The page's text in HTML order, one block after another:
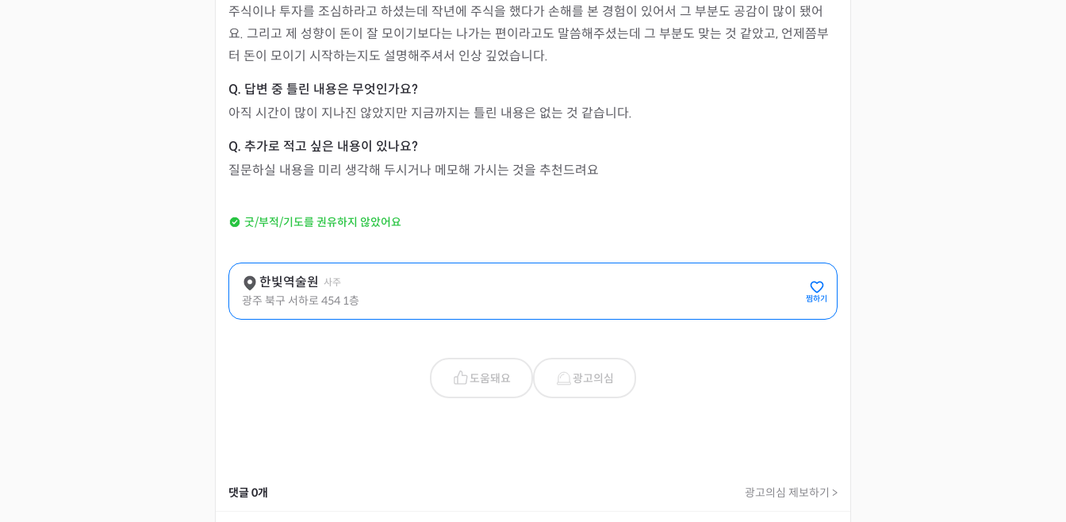
주식이나 투자를 조심하라고 하셨는데 작년에 주식을 했다가 손해를 본 경험이 있어서 그 부분도 공감이 많이 됐어
요. 그리고 제 성향이 돈이 잘 모이기보다는 나가는 편이라고도 말씀해주셨는데 그 부분도 맞는 것 같았고, 언제쯤부
터 돈이 모이기 시작하는지도 설명해주셔서 인상 깊었습니다.
아직 시간이 많이 지나진 않았지만 지금까지는 틀린 내용은 없는 것 같습니다.
질문하실 내용을 미리 생각해 두시거나 메모해 가시는 것을 추천드려요
굿/부적/기도를 권유하지 않았어요
한빛역술원 사주
광주 북구 서하로 454 1층 찜하기
도움돼요 광고의심
댓글0개 광고의심 제보하기 >